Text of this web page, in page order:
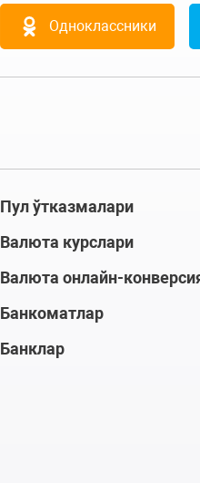
Одноклассники
Пул ўтказмалари
Валюта курслари
Валюта онлайн-
Банкоматлар
Банклар